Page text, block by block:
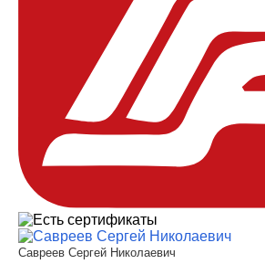
Савреев Сергей Николаевич